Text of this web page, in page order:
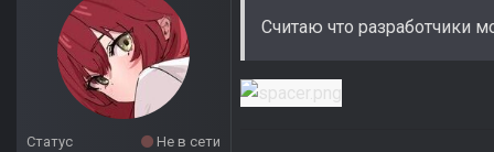
Статус
Не в сети
Считаю что разработчики